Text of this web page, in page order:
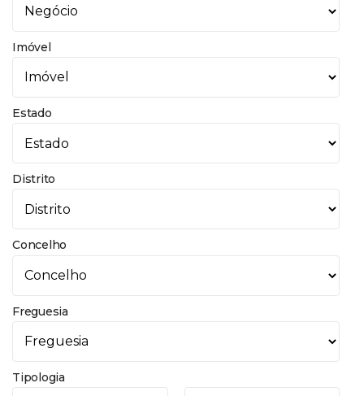
Imóvel
Estado
Distrito
Concelho
Freguesia
Tipologia